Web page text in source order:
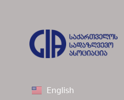
English